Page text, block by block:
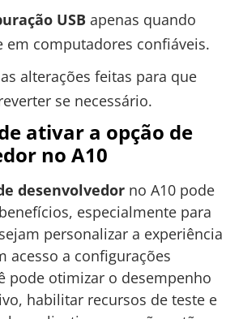
USB apenas quando
em computadores confiáveis.
alterações feitas para que
se necessário.
ativar a opção de
no A10
desenvolvedor no A10 pode
especialmente para
personalizar a experiência
acesso a configurações
pode otimizar o desempenho
habilitar recursos de teste e